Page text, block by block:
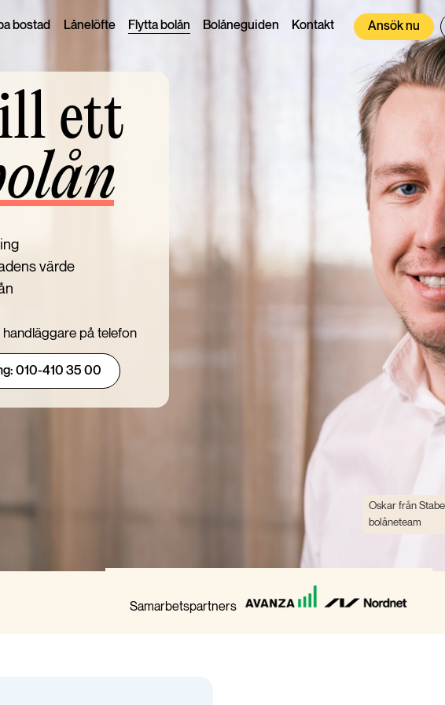
bostad Lånelöfte Flytta bolån Bolåneguiden Kontakt Ansök nu
ett
värde
på telefon
010-410 35 00
Oskar från
bolåneteam
Samarbetspartners